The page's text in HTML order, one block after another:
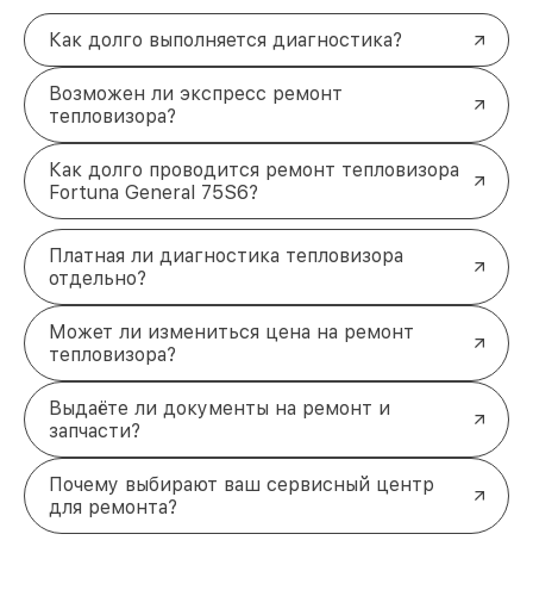
Как долго выполняется диагностика?
Возможен ли экспресс ремонт
тепловизора?
Как долго проводится ремонт тепловизора
Fortuna General 75S6?
Платная ли диагностика тепловизора
отдельно?
Может ли измениться цена на ремонт
тепловизора?
Выдаёте ли документы на ремонт и
запчасти?
Почему выбирают ваш сервисный центр
для ремонта?